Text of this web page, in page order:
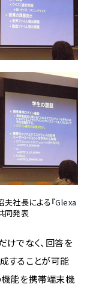
夫社長による『Glexa
同発表
けでなく、回答を
することが可能
機能を携帯端末機